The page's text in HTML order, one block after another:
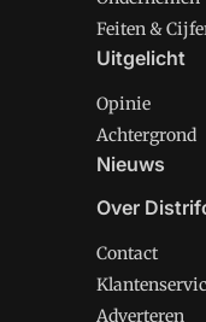
Feiten &
Uitgelicht
Opinie
Achtergrond
Nieuws
Over
Contact
Adverteren